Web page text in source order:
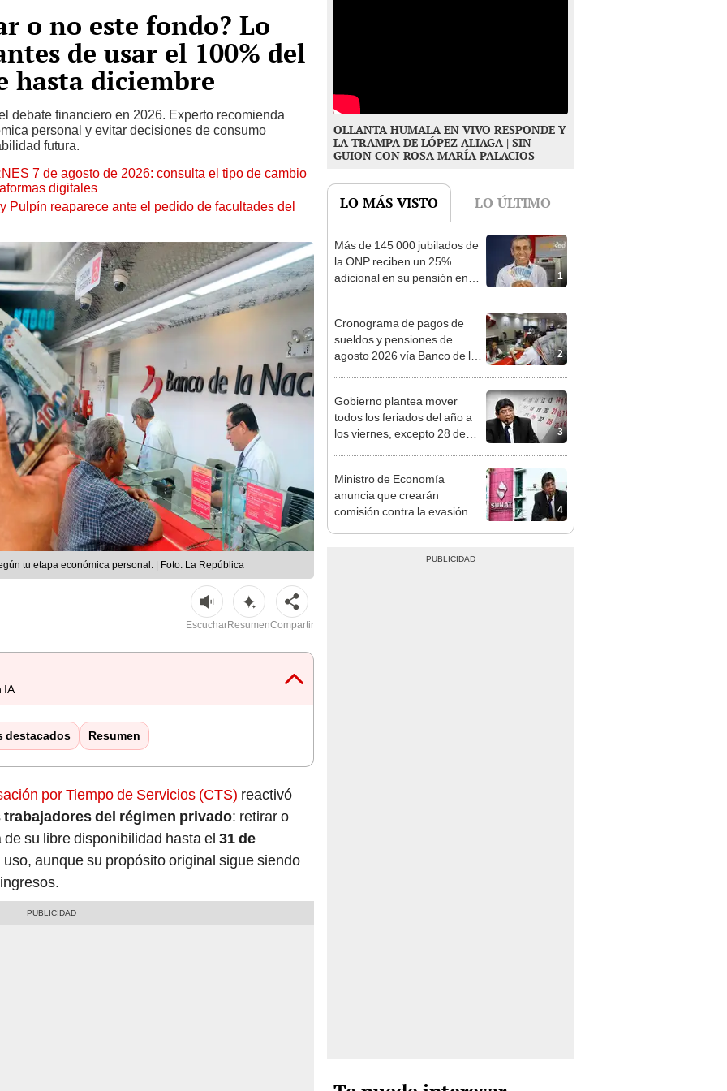
o no este fondo? Lo
de usar el 100% del
hasta diciembre
debate financiero en 2026. Experto recomienda
personal y evitar decisiones de consumo
futura.
7 de agosto de 2026: consulta el tipo de cambio
digitales
Pulpín reaparece ante el pedido de facultades del
tu etapa económica personal. | Foto: La República
EscucharResumenCompartir
IA
destacados Resumen
por Tiempo de Servicios (CTS) reactivó
trabajadores del régimen privado: retirar o
su libre disponibilidad hasta el 31 de
aunque su propósito original sigue siendo
OLLANTA HUMALA EN VIVO RESPONDE Y
LA TRAMPA DE LÓPEZ ALIAGA | SIN
GUION CON ROSA MARÍA PALACIOS
LO MÁS VISTO LO ÚLTIMO
1
Más de 145 000 jubilados de
la ONP reciben un 25%
adicional en su pensión en
2
Cronograma de pagos de
sueldos y pensiones de
agosto 2026 vía Banco de la
3
Gobierno plantea mover
todos los feriados del año a
los viernes, excepto 28 de
4
Ministro de Economía
anuncia que crearán
comisión contra la evasión